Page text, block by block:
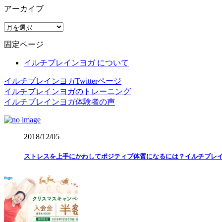
アーカイブ
ア
カ
固定ページ
イルチブレインヨガ について
イルチブレインヨガTwitterページ
イルチブレインヨガのトレーニング
イルチブレインヨガ体験者の声
2018/12/05
ストレスを上手にかわしてポジティブ体質になるには？イルチブレ